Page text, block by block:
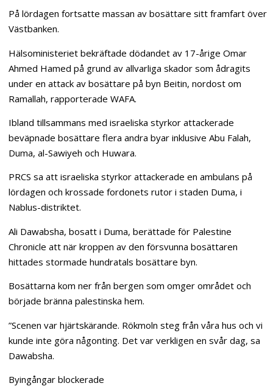
På lördagen fortsatte massan av bosättare sitt framfart över
Västbanken.
Hälsoministeriet bekräftade dödandet av 17-årige Omar
Ahmed Hamed på grund av allvarliga skador som ådragits
under en attack av bosättare på byn Beitin, nordost om
Ramallah, rapporterade WAFA.
Ibland tillsammans med israeliska styrkor attackerade
beväpnade bosättare flera andra byar inklusive Abu Falah,
Duma, al-Sawiyeh och Huwara.
PRCS sa att israeliska styrkor attackerade en ambulans på
lördagen och krossade fordonets rutor i staden Duma, i
Nablus-distriktet.
Ali Dawabsha, bosatt i Duma, berättade för Palestine
Chronicle att när kroppen av den försvunna bosättaren
hittades stormade hundratals bosättare byn.
Bosättarna kom ner från bergen som omger området och
började bränna palestinska hem.
”Scenen var hjärtskärande. Rökmoln steg från våra hus och vi
kunde inte göra någonting. Det var verkligen en svår dag, sa
Dawabsha.
Byingångar blockerade